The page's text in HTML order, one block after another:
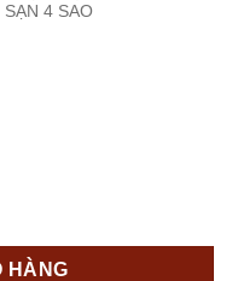
SẠN 4 SAO
HÀNG